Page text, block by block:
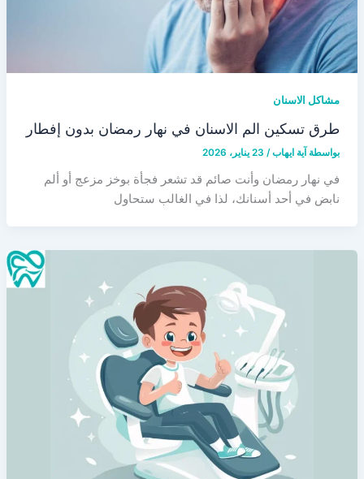
مشاكل الاسنان
طرق تسكين الم الاسنان في نهار رمضان بدون إفطار
بواسطة آية ايهاب/ 23 يناير، 2026
في نهار رمضان وأنت صائم قد تشعر فجأة بوخز مزعج أو ألم
نابض في أحد أسنانك، لذا في الغالب ستحاول